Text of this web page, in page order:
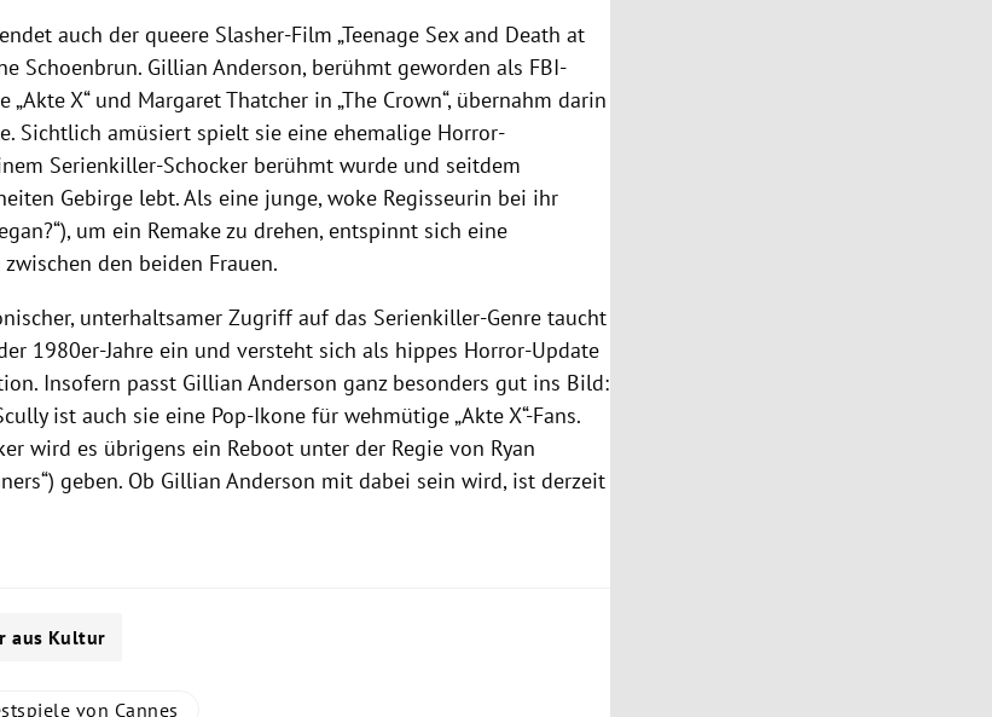
auch der queere Slasher-Film „Teenage Sex and Death at
Schoenbrun. Gillian Anderson, berühmt geworden als FBI-
„Akte X“ und Margaret Thatcher in „The Crown“, übernahm darin
Sichtlich amüsiert spielt sie eine ehemalige Horror-
Serienkiller-Schocker berühmt wurde und seitdem
Gebirge lebt. Als eine junge, woke Regisseurin bei ihr
um ein Remake zu drehen, entspinnt sich eine
den beiden Frauen.
unterhaltsamer Zugriff auf das Serienkiller-Genre taucht
1980er-Jahre ein und versteht sich als hippes Horror-Update
Insofern passt Gillian Anderson ganz besonders gut ins Bild:
ist auch sie eine Pop-Ikone für wehmütige „Akte X“-Fans.
wird es übrigens ein Reboot unter der Regie von Ryan
geben. Ob Gillian Anderson mit dabei sein wird, ist derzeit
aus Kultur
von Cannes